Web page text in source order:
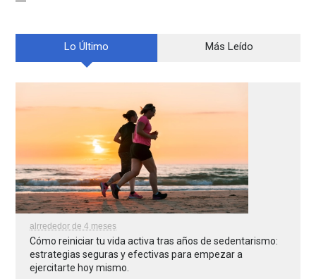
Lo Último Más Leído
alrrededor de 4 meses
Cómo reiniciar tu vida activa tras años de sedentarismo:
estrategias seguras y efectivas para empezar a
ejercitarte hoy mismo.